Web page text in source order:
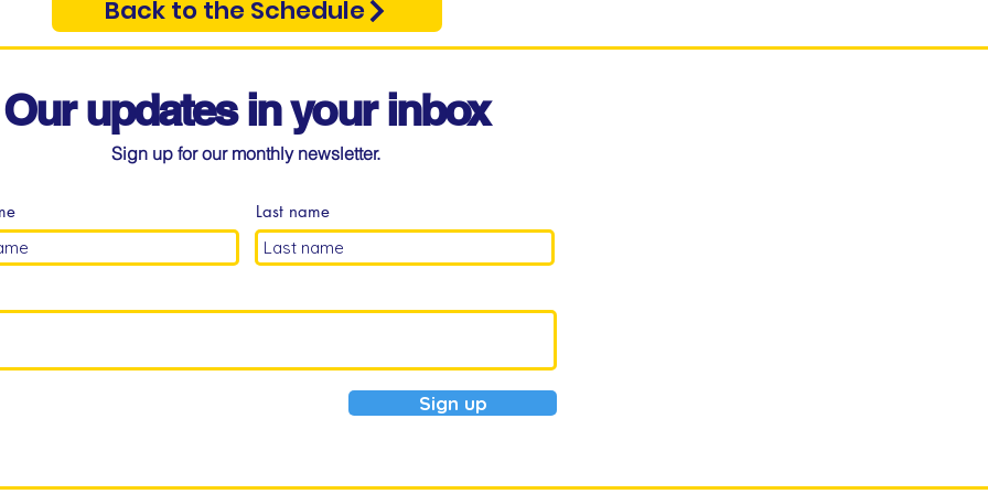
Back to the Schedule
Our updates in your inbox
Sign up for our monthly newsletter.
Last name
Sign up